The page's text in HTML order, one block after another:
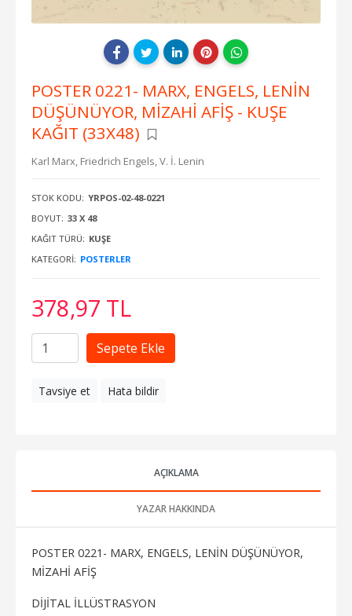
POSTER 0221- MARX, ENGELS, LENİN
DÜŞÜNÜYOR, MİZAHİ AFİŞ - KUŞE
KAĞIT (33X48)
Karl Marx, Friedrich Engels,V. İ. Lenin
STOK KODU: YRPOS-02-48-0221
BOYUT: 33 X 48
KAĞIT TÜRÜ: KUŞE
KATEGORI: POSTERLER
378,97 TL
Sepete Ekle
Tavsiye et Hata bildir
AÇIKLAMA
YAZAR HAKKINDA
POSTER 0221- MARX, ENGELS, LENİN DÜŞÜNÜYOR,
MİZAHİ AFİŞ
DİJİTAL İLLÜSTRASYON